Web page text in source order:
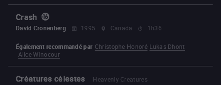
Crash
David Cronenberg 1995 Canada 1h36
Également recommandé par Christophe Honoré Lukas Dhont
Alice Winocour
Créatures célestes
Heavenly Creatures